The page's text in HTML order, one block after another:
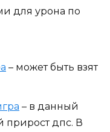
для урона по
– может быть взят
– в данный
прирост дпс. В